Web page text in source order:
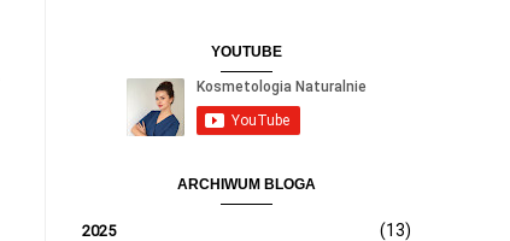
YOUTUBE
ARCHIWUM BLOGA
2025 (13)